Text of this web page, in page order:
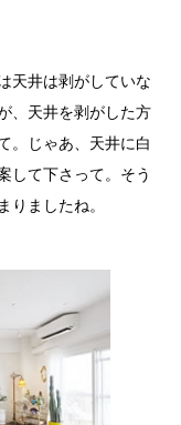
天井は剥がしていな
、天井を剥がした方
。じゃあ、天井に白
して下さって。そう
りましたね。